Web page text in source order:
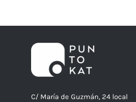
C/ María de Guzmán, 24 local